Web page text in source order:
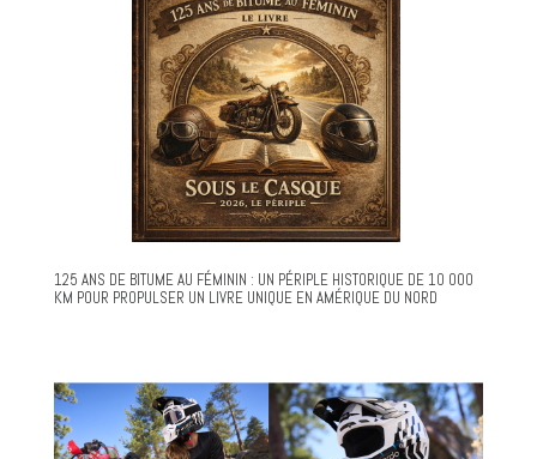
125 ANS DE BITUME AU FÉMININ : UN PÉRIPLE HISTORIQUE DE 10 000
KM POUR PROPULSER UN LIVRE UNIQUE EN AMÉRIQUE DU NORD